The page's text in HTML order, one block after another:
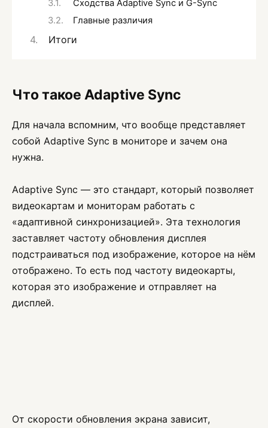
Сходства Adaptive Sync и G-Sync
Главные различия
Итоги
Что такое Adaptive Sync
Для начала вспомним, что вообще представляет
собой Adaptive Sync в мониторе и зачем она
нужна.
Adaptive Sync — это стандарт, который позволяет
видеокартам и мониторам работать с
«адаптивной синхронизацией». Эта технология
заставляет частоту обновления дисплея
подстраиваться под изображение, которое на нём
отображено. То есть под частоту видеокарты,
которая это изображение и отправляет на
дисплей.
От скорости обновления экрана зависит,